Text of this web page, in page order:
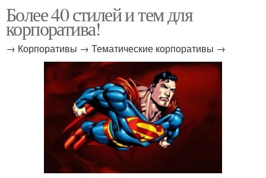
Более 40 стилей и тем для
корпоратива!
→ Корпоративы → Тематические корпоративы →